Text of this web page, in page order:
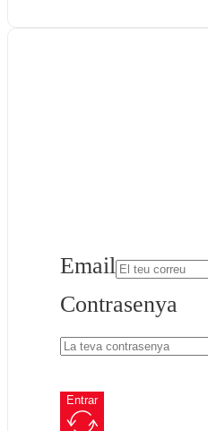
Email
Contrasenya
Entrar